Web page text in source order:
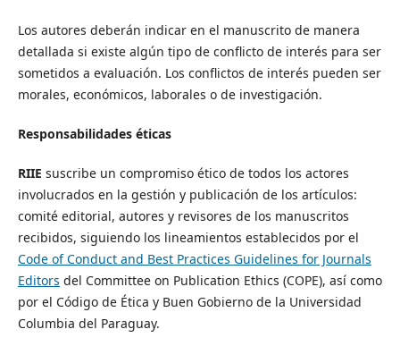
Los autores deberán indicar en el manuscrito de manera
detallada si existe algún tipo de conflicto de interés para ser
sometidos a evaluación. Los conflictos de interés pueden ser
morales, económicos, laborales o de investigación.
Responsabilidades éticas
RIIE suscribe un compromiso ético de todos los actores
involucrados en la gestión y publicación de los artículos:
comité editorial, autores y revisores de los manuscritos
recibidos, siguiendo los lineamientos establecidos por el
Code of Conduct and Best Practices Guidelines for Journals
Editors del Committee on Publication Ethics (COPE), así como
por el Código de Ética y Buen Gobierno de la Universidad
Columbia del Paraguay.